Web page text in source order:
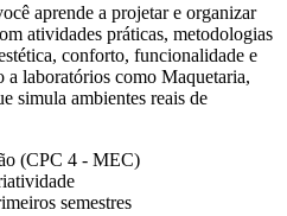
aprende a projetar e organizar
atividades práticas, metodologias
conforto, funcionalidade e
a laboratórios como Maquetaria,
simula ambientes reais de
(CPC 4 - MEC)
semestres